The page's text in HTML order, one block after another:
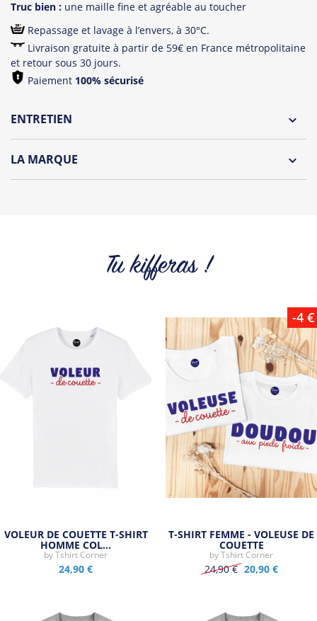
Truc bien : une maille fine et agréable au toucher
Repassage et lavage à l’envers, à 30°C.
Livraison gratuite à partir de 59€ en France métropolitaine
et retour sous 30 jours.
Paiement 100% sécurisé
ENTRETIEN
LA MARQUE
Tu kifferas !
VOLEUR DE COUETTE T-SHIRT
HOMME COL…
byTshirt Corner
24,90 €
T-SHIRT FEMME - VOLEUSE DE
COUETTE
-4 €
byTshirt Corner
24,90 € 20,90 €